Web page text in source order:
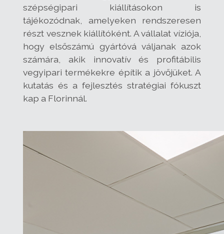
szépségipari kiállításokon is
tájékozódnak, amelyeken rendszeresen
részt vesznek kiállítóként. A vállalat víziója,
hogy elsőszámú gyártóvá váljanak azok
számára, akik innovatív és profitábilis
vegyipari termékekre építik a jövőjüket. A
kutatás és a fejlesztés stratégiai fókuszt
kap a Florinnál.